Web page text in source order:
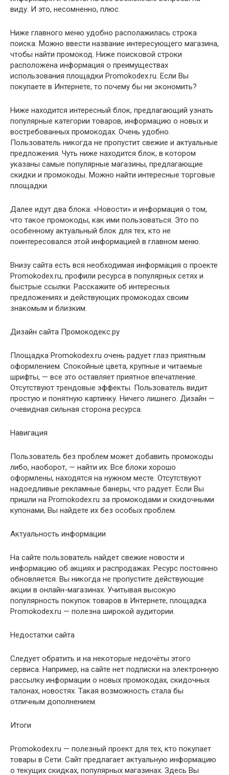
виду. И это, несомненно, плюс.
Ниже главного меню удобно располажилась строка
поиска. Можно ввести название интересующего магазина,
чтобы найти промокод. Ниже поисковой строки
расположена информация о преимуществах
использования площадки Promokodex.ru. Если Вы
покупаете в Интернете, то почему бы ни экономить?
Ниже находится интересный блок, предлагающий узнать
популярные категории товаров, информацию о новых и
востребованных промокодах. Очень удобно.
Пользователь никогда не пропустит свежие и актуальные
предложения. Чуть ниже находится блок, в котором
указаны самые популярные магазины, предлагающие
скидки и промокоды. Можно найти интересные торговые
площадки.
Далее идут два блока: «Новости» и информация о том,
что такое промокоды, как ими пользоваться. Это по
особенному актуальный блок для тех, кто не
поинтересовался этой информацией в главном меню.
Внизу сайта есть вся необходимая информация о проекте
Promokodex.ru, профили ресурса в популярных сетях и
быстрые ссылки. Расскажите об интересных
предложениях и действующих промокодах своим
знакомым и близким.
Дизайн сайта Промокодекс.ру
Площадка Promokodex.ru очень радует глаз приятным
оформлением. Спокойные цвета, крупные и читаемые
шрифты, — все это оставляет приятное впечатление.
Отсутствуют трендовые эффекты. Пользователь видит
простую и понятную картинку. Ничего лишнего. Дизайн —
очевидная сильная сторона ресурса.
Навигация
Пользователь без проблем может добавить промокоды
либо, наоборот, — найти их. Все блоки хорошо
оформлены, находятся на нужном месте. Отсутствуют
надоедливые рекламные банеры, что радует. Если Вы
пришли на Promokodex.ru за промокодами и скидочными
купонами, Вы найдете их без особых проблем.
Актуальность информации
На сайте пользователь найдет свежие новости и
информацию об акциях и распродажах. Ресурс постоянно
обновляется. Вы никогда не пропустите действующие
акции в онлайн-магазинах. Учитывая высокую
популярность покупок товаров в Интернете, площадка
Promokodex.ru — полезна широкой аудитории.
Недостатки сайта
Следует обратить и на некоторые недочёты этого
сервиса. Например, на сайте нет подписки на электронную
рассылку информации о новых промокодах, скидочных
талонах, новостях. Такая возможность стала бы
отличным дополнением.
Итоги
Promokodex.ru — полезный проект для тех, кто покупает
товары в Сети. Сайт предлагает актуальную информацию
о текущих скидках, популярных магазинах. Здесь Вы